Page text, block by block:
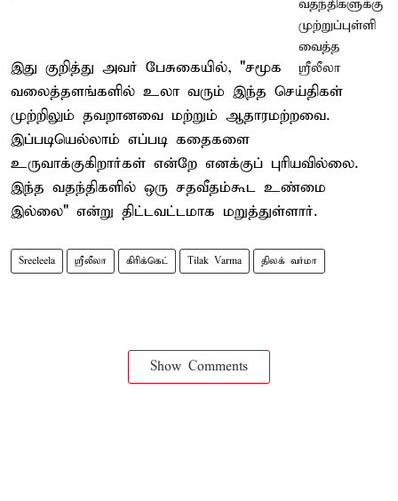
இது குறித்து அவர் பேசுகையில், "சமூக
வலைத்தளங்களில் உலா வரும் இந்த செய்திகள்
முற்றிலும் தவறானவை மற்றும் ஆதாரமற்றவை.
இப்படியெல்லாம் எப்படி கதைகளை
உருவாக்குகிறார்கள் என்றே எனக்குப் புரியவில்லை.
இந்த வதந்திகளில் ஒரு சதவீதம்கூட உண்மை
இல்லை" என்று திட்டவட்டமாக மறுத்துள்ளார்.
Sreeleela ஸ்ரீலீலா கிரிக்கெட் Tilak Varma திலக் வர்மா
Show Comments